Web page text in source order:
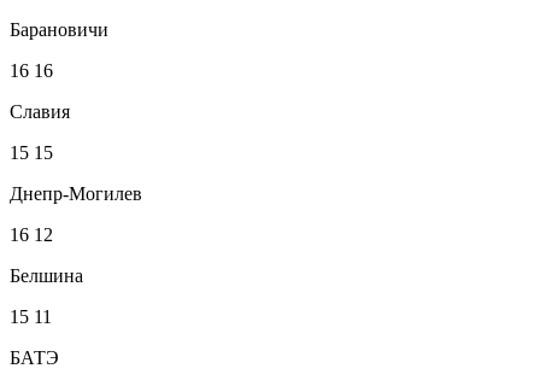
Барановичи
16 16
Славия
15 15
Днепр-Могилев
16 12
Белшина
15 11
БАТЭ